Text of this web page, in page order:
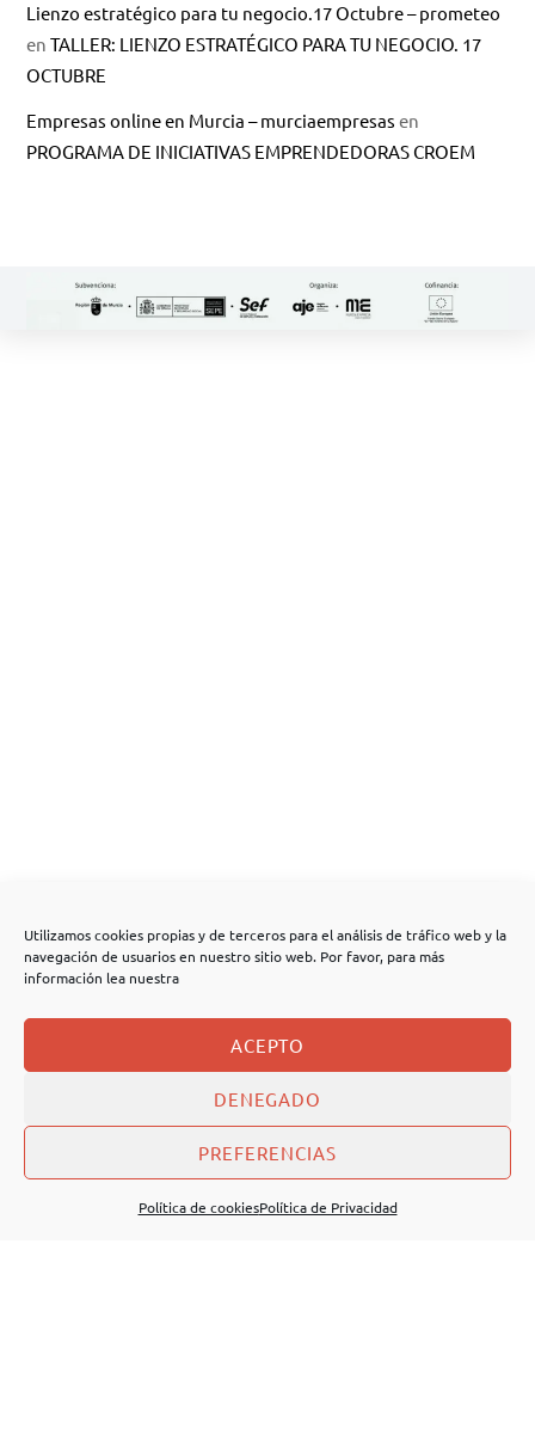
Utilizamos cookies propias y de terceros para el análisis de tráfico web y la
navegación de usuarios en nuestro sitio web. Por favor, para más
información lea nuestra
ACEPTO
DENEGADO
PREFERENCIAS
Política de cookiesPolítica de Privacidad
Lienzo estratégico para tu negocio.17 Octubre – prometeo
enTALLER: LIENZO ESTRATÉGICO PARA TU NEGOCIO. 17
OCTUBRE
Empresas online en Murcia – murciaempresas en
PROGRAMA DE INICIATIVAS EMPRENDEDORAS CROEM